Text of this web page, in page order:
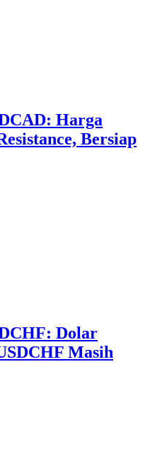
Harga
Bersiap
Dolar
Masih